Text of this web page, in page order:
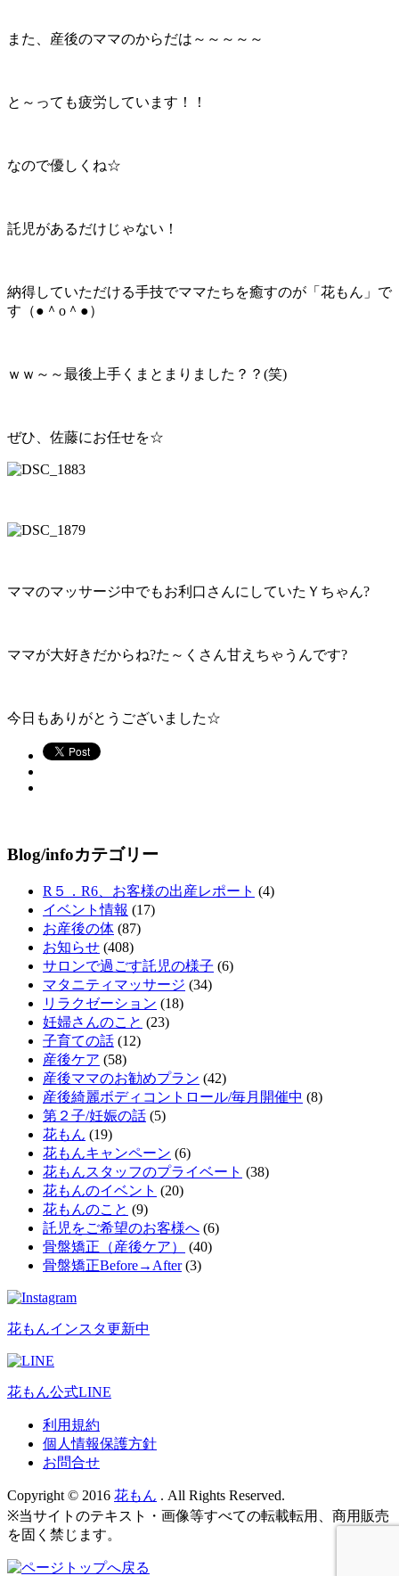
また、産後のママのからだは～～～～～
と～っても疲労しています！！
なので優しくね☆
託児があるだけじゃない！
納得していただける手技でママたちを癒すのが「花もん」で
す（●＾o＾●）
ｗｗ～～最後上手くまとまりました？？(笑)
ぜひ、佐藤にお任せを☆
ママのマッサージ中でもお利口さんにしていたＹちゃん?
ママが大好きだからね?た～くさん甘えちゃうんです?
今日もありがとうございました☆
Blog/infoカテゴリー
R５．R6、お客様の出産レポート (4)
イベント情報 (17)
お産後の体 (87)
お知らせ (408)
サロンで過ごす託児の様子 (6)
マタニティマッサージ (34)
リラクゼーション (18)
妊婦さんのこと (23)
子育ての話 (12)
産後ケア (58)
産後ママのお勧めプラン (42)
産後綺麗ボディコントロール/毎月開催中 (8)
第２子/妊娠の話 (5)
花もん (19)
花もんキャンペーン (6)
花もんスタッフのプライベート (38)
花もんのイベント (20)
花もんのこと (9)
託児をご希望のお客様へ (6)
骨盤矯正（産後ケア）
(40)
骨盤矯正Before→After(3)
花もんインスタ更新中
花もん公式LINE
利用規約
個人情報保護方針
お問合せ
Copyright © 2016 花もん . All Rights Reserved.
※当サイトのテキスト・画像等すべての転載転用、商用販売
を固く禁じます。